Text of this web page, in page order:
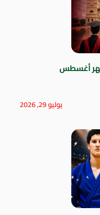
أغسطس
يوليو 29, 2026